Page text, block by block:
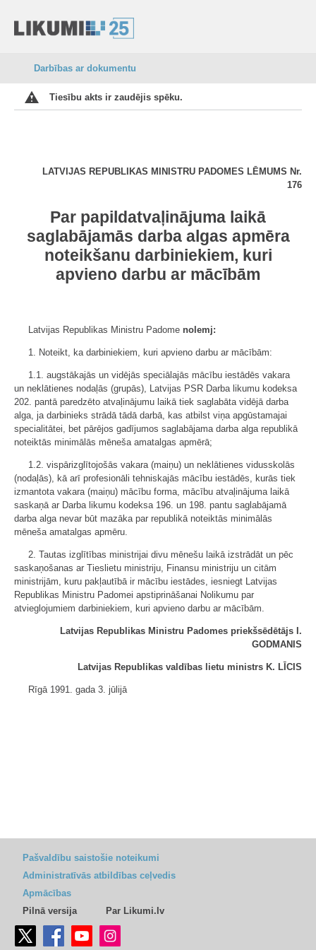
Darbības ar dokumentu
Tiesību akts ir zaudējis spēku.
LATVIJAS REPUBLIKAS MINISTRU PADOMES LĒMUMS Nr.
176
Par papildatvaļinājuma laikā
saglabājamās darba algas apmēra
noteikšanu darbiniekiem, kuri
apvieno darbu ar mācībām
Latvijas Republikas Ministru Padome nolemj:
1. Noteikt, ka darbiniekiem, kuri apvieno darbu ar mācībām:
1.1. augstākajās un vidējās speciālajās mācību iestādēs vakara
un neklātienes nodaļās (grupās), Latvijas PSR Darba likumu kodeksa
202. pantā paredzēto atvaļinājumu laikā tiek saglabāta vidējā darba
alga, ja darbinieks strādā tādā darbā, kas atbilst viņa apgūstamajai
specialitātei, bet pārējos gadījumos saglabājama darba alga republikā
noteiktās minimālās mēneša amatalgas apmērā;
1.2. vispārizglītojošās vakara (maiņu) un neklātienes vidusskolās
(nodaļās), kā arī profesionāli tehniskajās mācību iestādēs, kurās tiek
izmantota vakara (maiņu) mācību forma, mācību atvaļinājuma laikā
saskaņā ar Darba likumu kodeksa 196. un 198. pantu saglabājamā
darba alga nevar būt mazāka par republikā noteiktās minimālās
mēneša amatalgas apmēru.
2. Tautas izglītības ministrijai divu mēnešu laikā izstrādāt un pēc
saskaņošanas ar Tieslietu ministriju, Finansu ministriju un citām
ministrijām, kuru pakļautībā ir mācību iestādes, iesniegt Latvijas
Republikas Ministru Padomei apstiprināšanai Nolikumu par
atvieglojumiem darbiniekiem, kuri apvieno darbu ar mācībām.
Latvijas Republikas Ministru Padomes priekšsēdētājs I.
GODMANIS
Latvijas Republikas valdības lietu ministrs K. LĪCIS
Rīgā 1991. gada 3. jūlijā
Pašvaldību saistošie noteikumi
Administratīvās atbildības ceļvedis
Apmācības
Pilnā versija
Par Likumi.lv